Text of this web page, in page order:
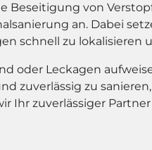
von
an. Dabei
schnell zu lokalisieren
oder Leckagen
zuverlässig zu
Ihr zuverlässiger